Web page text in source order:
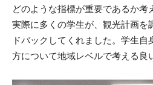
どのような指標が重要であるか考
実際に多くの学生が、観光計画を
ドバックしてくれました。学生自
方について地域レベルで考える良